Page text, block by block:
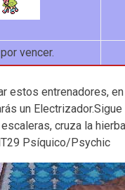
vencer.
estos entrenadores,
un
cruza la
Psíquico/Psychic